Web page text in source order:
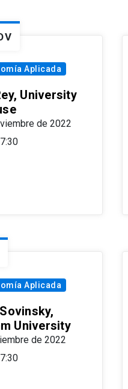
Aplicada
University
de 2022
Aplicada
University
de 2022